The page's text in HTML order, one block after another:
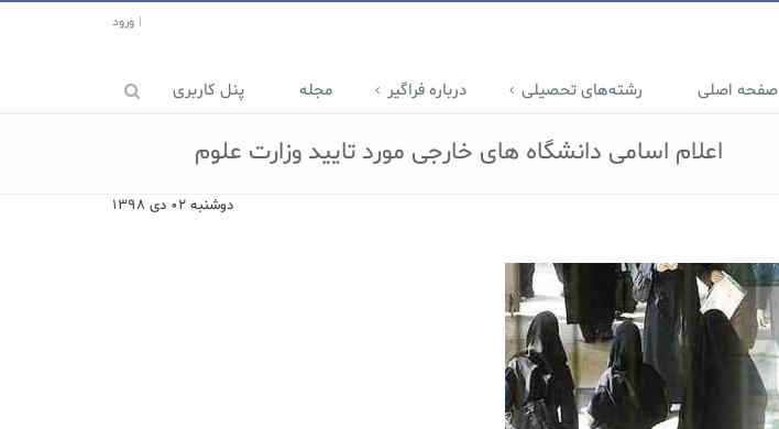
ورود
صفحه اصلی رشته‌های تحصیلی درباره فراگیر مجله پنل کاربری
اعلام اسامی دانشگاه های خارجی مورد تایید وزارت علوم
دوشنبه ۰۲ دی ۱۳۹۸